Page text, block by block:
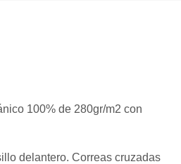
100% de 280gr/m2 con
delantero. Correas cruzadas